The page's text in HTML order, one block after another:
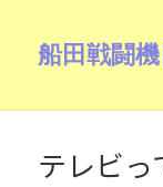
船田戦闘
テレビっ